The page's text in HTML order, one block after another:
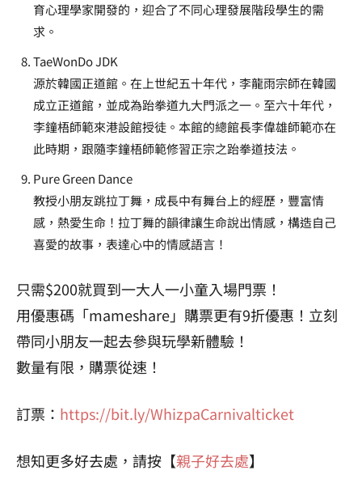
育心理學家開發的，迎合了不同心理發展階段學生的需
求。
TaeWonDo JDK
源於韓國正道館。在上世紀五十年代，李龍雨宗師在韓國
成立正道館，並成為跆拳道九大門派之一。至六十年代，
李鐘梧師範來港設館授徒。本館的總館長李偉雄師範亦在
此時期，跟隨李鐘梧師範修習正宗之跆拳道技法。
Pure Green Dance
教授小朋友跳拉丁舞，成長中有舞台上的經歷，豐富情
感，熱愛生命！拉丁舞的韻律讓生命說出情感，構造自己
喜愛的故事，表達心中的情感語言！
只需$200就買到一大人一小童入場門票！
用優惠碼「mameshare」購票更有9折優惠！立刻
帶同小朋友一起去參與玩學新體驗！
數量有限，購票從速！
訂票： https://bit.ly/WhizpaCarnivalticket
想知更多好去處，請按【親子好去處】